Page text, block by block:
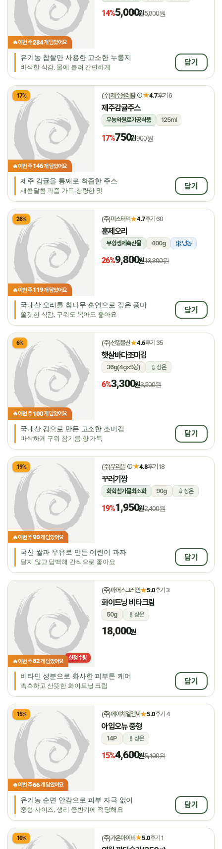
🔥이번 주284개 담았어요
14%5,000원5,800원
유기농 찹쌀만 사용한 고소한 누룽지
바삭한 식감, 물에 불려 간편하게
담기
17%
🔥이번 주146개 담았어요
(주)제주올레팜 ★4.7후기 6
제주감귤주스
무농약원료가공식품
125ml
17%750원900원
제주 감귤을 통째로 착즙한 주스
새콤달콤 과즙 가득 청량한 맛
담기
26%
🔥이번 주119개 담았어요
(주)미스터덕★4.7후기 60
훈제오리
무항생제축산물 400g 냉동
26%9,800원13,300원
국내산 오리를 참나무 훈연으로 깊은 풍미
쫄깃한 식감, 구워도 볶아도 좋아요
담기
6%
🔥이번 주100개 담았어요
(주)선일물산★4.6후기 35
햇살바다조미김
36g(4g×9봉) 상온
6%3,300원3,500원
국내산 김으로 만든 고소한 조미김
바삭하게 구워 참기름 향 가득
담기
19%
🔥이번 주90개 담았어요
(주)우리밀 ★4.8후기 18
꾸러기짱
화학첨가물최소화 90g 상온
19%1,950원2,400원
국산 쌀과 우유로 만든 어린이 과자
달지 않고 담백해 간식으로 좋아요
담기
🔥이번 주82개 담았어요 한정수량
(주)파머스그레인★5.0후기 3
화이트닝 비타크림
50g 상온
18,000원
비타민 성분으로 화사한 피부톤 케어
촉촉하고 산뜻한 화이트닝 크림
담기
15%
🔥이번 주66개 담았어요
(주)에이치엘엠씨 ★5.0후기 4
아임오뉴 중형
14P 상온
15%4,600원5,400원
유기농 순면 안감으로 피부 자극 없이
중형 사이즈, 생리 중반기에 적당해요
담기
10% (주)가온아이비★5.0후기 1